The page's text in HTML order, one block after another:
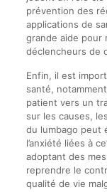
prévention des
applications de
grande aide pour
déclencheurs de
Enfin, il est
santé,
patient vers un
sur les causes,
du lumbago peut
l’anxiété liées à
adoptant des
reprendre le
qualité de vie